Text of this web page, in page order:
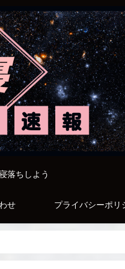
落ちしよう
せ プライバシーポリ